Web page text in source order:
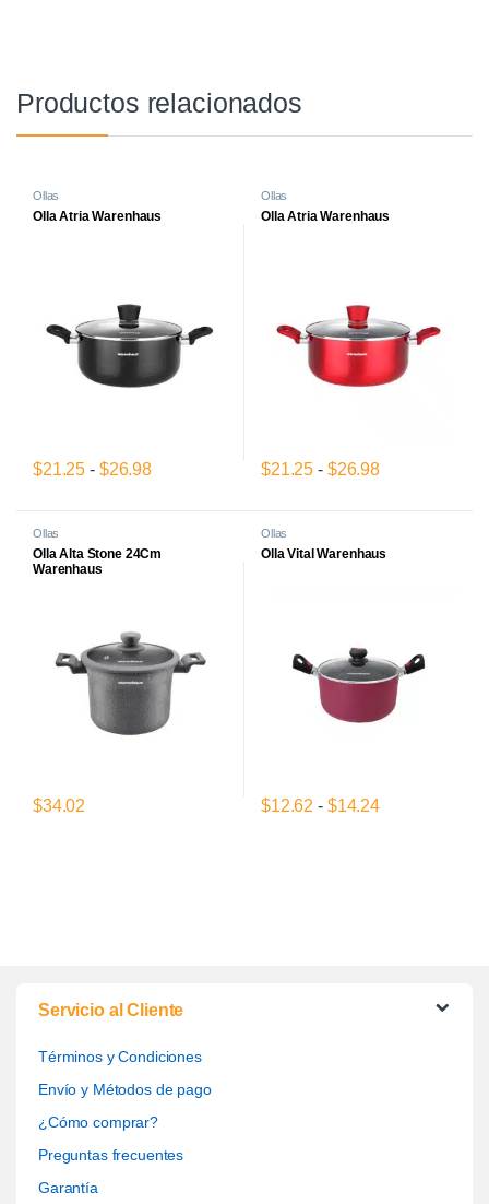
Productos relacionados
Ollas
Olla Atria Warenhaus
$21.25 - $26.98Rango de precios: desde $21.25 hasta
Ollas
Olla Atria Warenhaus
$21.25 - $26.98Rango de
Ollas
Olla Alta Stone 24Cm
Warenhaus
$34.02
Ollas
Olla Vital Warenhaus
$12.62 - $14.24Rango de
Servicio al Cliente
Términos y Condiciones
Envío y Métodos de pago
¿Cómo comprar?
Preguntas frecuentes
Garantía